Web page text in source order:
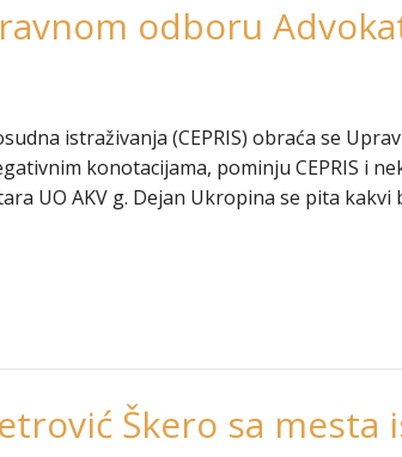
odboru
istraživanja (CEPRIS) obraća se
konotacijama, pominju CEPRIS i
UO AKV g. Dejan Ukropina se pita kakvi
Škero sa